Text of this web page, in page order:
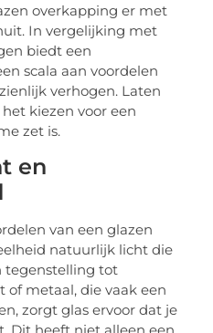
overkapping er met
In vergelijking met
biedt een
scala aan voordelen
verhogen. Laten
kiezen voor een
zet is.
en
van een glazen
natuurlijk licht die
tegenstelling tot
of metaal, die vaak een
zorgt glas ervoor dat je